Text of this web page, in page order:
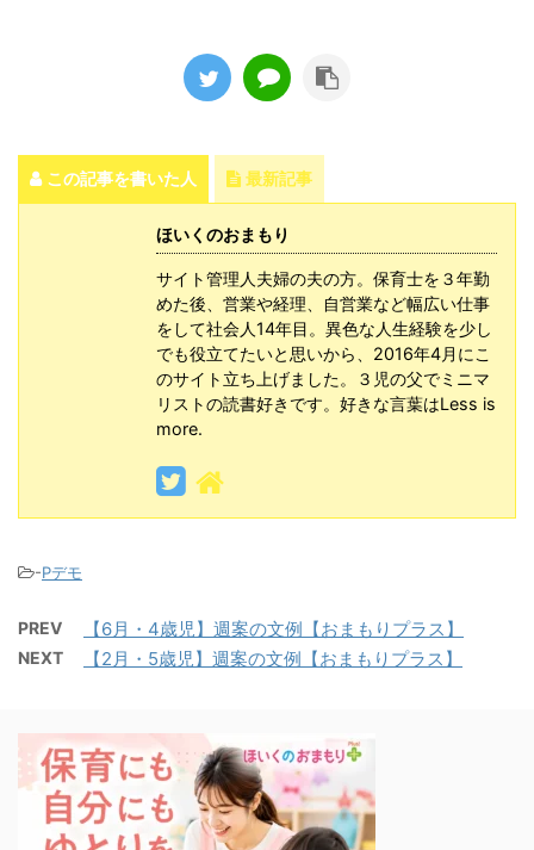
この記事を書いた人 最新記事
ほいくのおまもり
サイト管理人夫婦の夫の方。保育士を３年勤
めた後、営業や経理、自営業など幅広い仕事
をして社会人14年目。異色な人生経験を少し
でも役立てたいと思いから、2016年4月にこ
のサイト立ち上げました。３児の父でミニマ
リストの読書好きです。好きな言葉はLess is
more.
-Pデモ
PREV 【6月・4歳児】週案の文例【おまもりプラス】
NEXT 【2月・5歳児】週案の文例【おまもりプラス】